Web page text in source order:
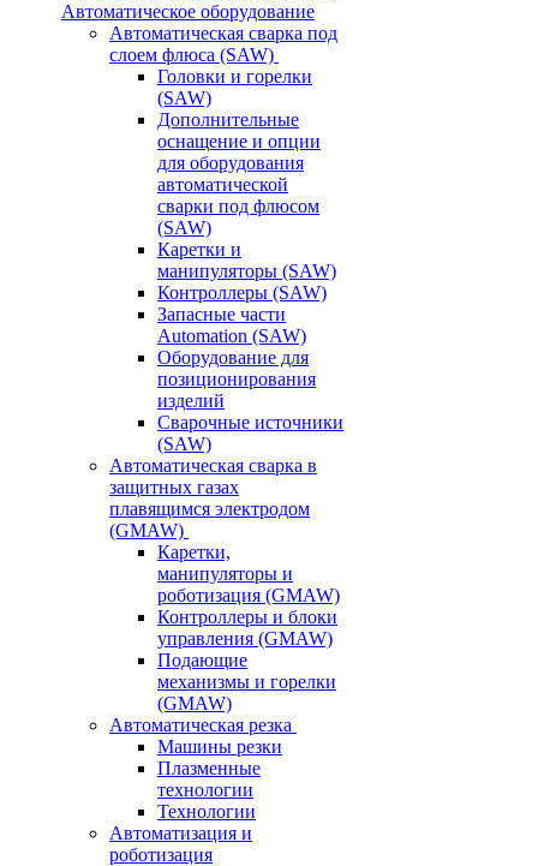
Автоматическое оборудование
Автоматическая сварка под
слоем флюса (SAW)
Головки и горелки
(SAW)
Дополнительные
оснащение и опции
для оборудования
автоматической
сварки под флюсом
(SAW)
Каретки и
манипуляторы (SAW)
Контроллеры (SAW)
Запасные части
Automation (SAW)
Оборудование для
позиционирования
изделий
Сварочные источники
(SAW)
Автоматическая сварка в
защитных газах
плавящимся электродом
(GMAW)
Каретки,
манипуляторы и
роботизация (GMAW)
Контроллеры и блоки
управления (GMAW)
Подающие
механизмы и горелки
(GMAW)
Автоматическая резка
Машины резки
Плазменные
технологии
Технологии
Автоматизация и
роботизация